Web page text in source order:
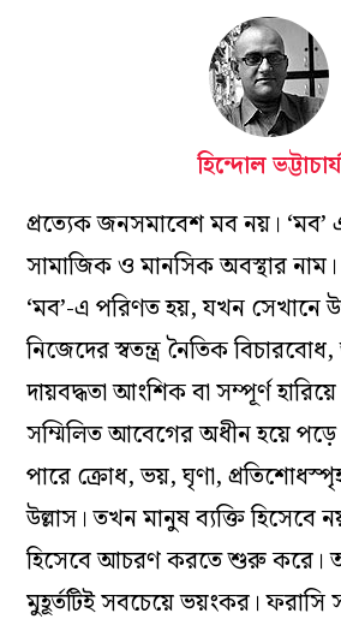
হিন্দোল ভট্টাচার্য
প্রত্যেক জনসমাবেশ মব নয়। ‘মব’
সামাজিক ও মানসিক অবস্থার
‘মব’-এ পরিণত হয়, যখন সেখানে
নিজেদের স্বতন্ত্র নৈতিক
দায়বদ্ধতা আংশিক বা সম্পূর্ণ
সম্মিলিত আবেগের অধীন হয়ে
পারে ক্রোধ, ভয়, ঘৃণা,
উল্লাস। তখন মানুষ ব্যক্তি হিসেবে
হিসেবে আচরণ করতে শুরু করে।
মুহূর্তটিই সবচেয়ে ভয়ংকর। ফরাসি